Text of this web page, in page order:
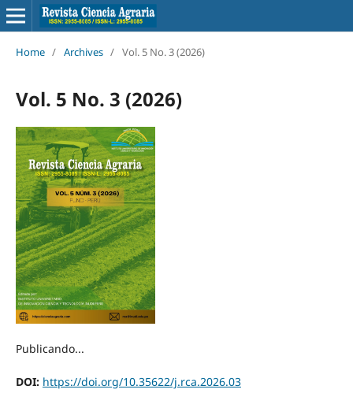
Home / Archives / Vol. 5 No. 3 (2026)
Vol. 5 No. 3 (2026)
Publicando...
DOI: https://doi.org/10.35622/j.rca.2026.03